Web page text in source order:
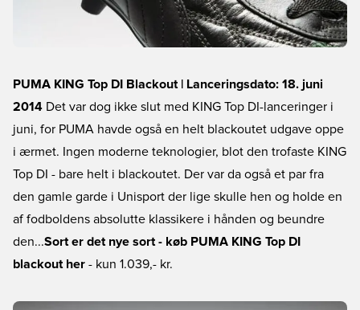
PUMA KING Top DI Blackout | Lanceringsdato: 18. juni
2014 Det var dog ikke slut med KING Top DI-lanceringer i
juni, for PUMA havde også en helt blackoutet udgave oppe
i ærmet. Ingen moderne teknologier, blot den trofaste KING
Top DI - bare helt i blackoutet. Der var da også et par fra
den gamle garde i Unisport der lige skulle hen og holde en
af fodboldens absolutte klassikere i hånden og beundre
den...Sort er det nye sort - køb PUMA KING Top DI
blackout her - kun 1.039,- kr.